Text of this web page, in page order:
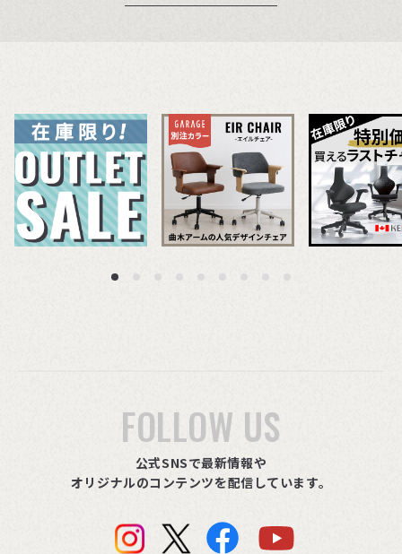
FOLLOW US
公式SNSで最新情報や
オリジナルのコンテンツを配信しています。